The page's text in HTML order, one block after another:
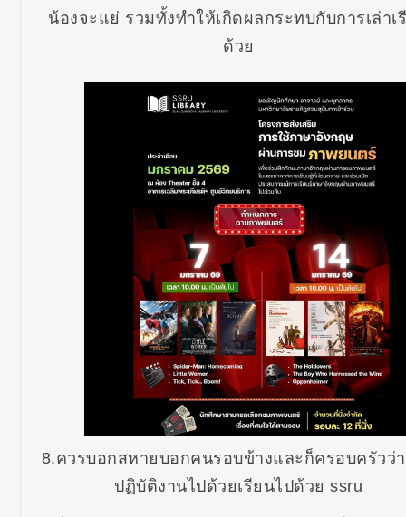
น้องจะแย่ รวมทั้งทำให้เกิดผลกระทบกับการเล่าเ
ด้วย
8.ควรบอกสหายบอกคนรอบข้างและก็ครอบครัวว่
ปฏิบัติงานไปด้วยเรียนไปด้วย ssru